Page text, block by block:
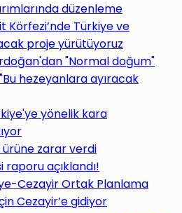
düzenleme
Körfezi’nde Türkiye ve
proje yürütüyoruz
"Normal doğum"
hezeyanlara ayıracak
yönelik kara
ürüne zarar verdi
açıklandı!
Cezayir Ortak Planlama
Cezayir’e gidiyor